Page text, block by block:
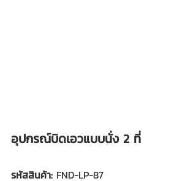
อุปกรณ์บิดเอวแบบนั่ง 2 ที่
รหัสสินค้า: FND-LP-87